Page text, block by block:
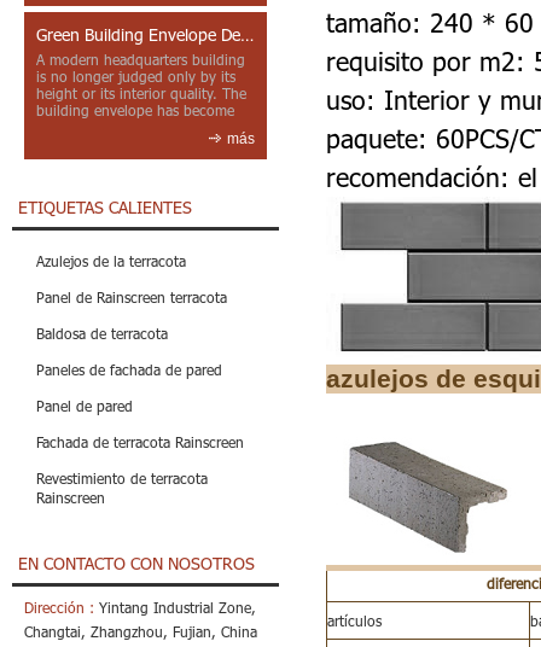
Green Building Envelope Design: Clay Sunscreen Fins for Modern Headquarters Architecture
A modern headquarters building
is no longer judged only by its
height or its interior quality. The
building envelope has become
más
ETIQUETAS CALIENTES
Azulejos de la terracota
Panel de Rainscreen terracota
Baldosa de terracota
Paneles de fachada de pared
Panel de pared
Fachada de terracota Rainscreen
Revestimiento de terracota
Rainscreen
EN CONTACTO CON NOSOTROS
Dirección : Yintang Industrial Zone,
Changtai, Zhangzhou, Fujian, China
tamaño: 240 *
requisito por m2:
uso: Interior y
paquete: 60PCS/
recomendación:
azulejos de
artículos